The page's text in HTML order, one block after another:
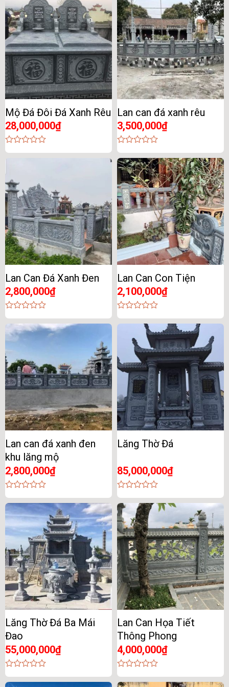
5
of
5
Mộ Đá Đôi Đá Xanh Rêu
28,000,000₫
0
Lan can đá xanh rêu
3,500,000₫
0
out
of
5
Lan Can Đá Xanh Đen
2,800,000₫
0
of
5
Lan Can Con Tiện
2,100,000₫
0
out
Lan can đá xanh đen
khu lăng mộ
2,800,000₫
0
out
of
5
Lăng Thờ Đá
85,000,000₫
0
out
of
5
Lăng Thờ Đá Ba Mái
Đao
55,000,000₫
0
out
Lan Can Họa Tiết
Thông Phong
4,000,000₫
0
out